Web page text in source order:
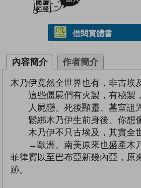
借閱實體書
內容簡介 作者簡介
木乃伊竟然全世界也有，非古埃
這些僵屍們有火製，有秘製
人屍戀、死後顯靈、墓室詛
鬆綁木乃伊生前身後、你想像
木乃伊不只古埃及，其實全世
→歐洲、南美原來也盛產木乃
菲律賓以至巴布亞新幾內亞，原
跡。